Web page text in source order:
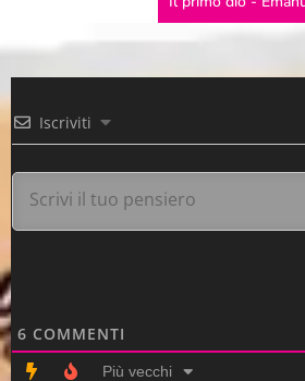
Iscriviti
6 COMMENTI
Più vecchi